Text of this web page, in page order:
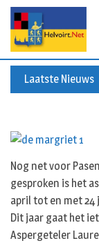
Skip
content
Laatste Nieuws
Nog net voor
gesproken is het
april tot en met 24
Dit jaar gaat het
Aspergeteler